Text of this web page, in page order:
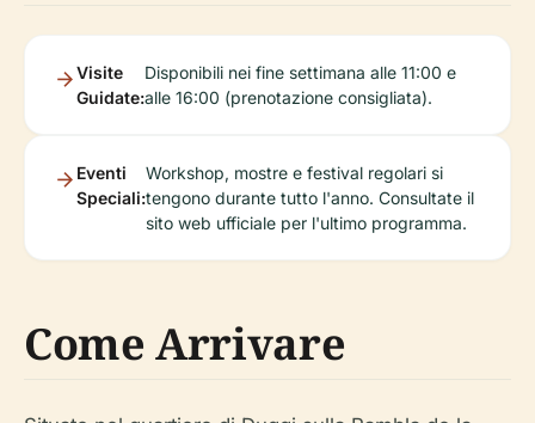
Visite
Guidate:
Disponibili nei fine settimana alle 11:00 e
alle 16:00 (prenotazione consigliata).
Eventi
Speciali:
Workshop, mostre e festival regolari si
tengono durante tutto l'anno. Consultate il
sito web ufficiale per l'ultimo programma.
Come Arrivare